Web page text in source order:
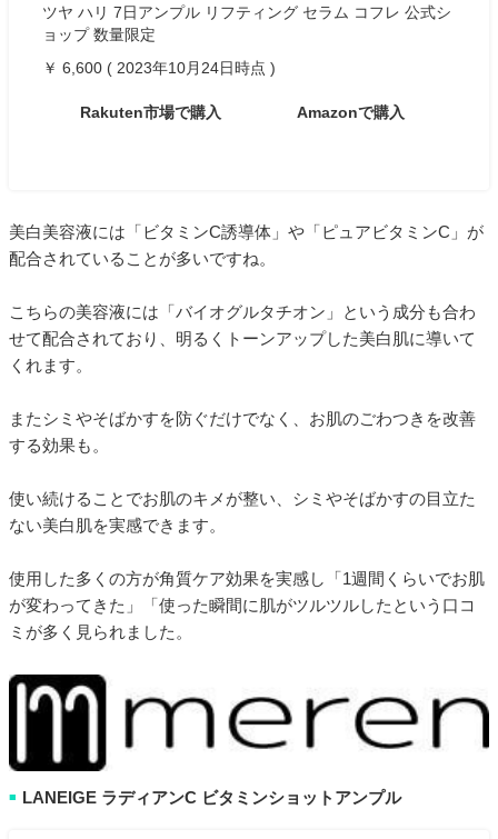
ツヤ ハリ 7日アンプル リフティング セラム コフレ 公式シ
ョップ 数量限定
￥ 6,600 ( 2023年10月24日時点 )
Rakuten市場で購入 Amazonで購入
美白美容液には「ビタミンC誘導体」や「ピュアビタミンC」が
配合されていることが多いですね。
こちらの美容液には「バイオグルタチオン」という成分も合わ
せて配合されており、明るくトーンアップした美白肌に導いて
くれます。
またシミやそばかすを防ぐだけでなく、お肌のごわつきを改善
する効果も。
使い続けることでお肌のキメが整い、シミやそばかすの目立た
ない美白肌を実感できます。
使用した多くの方が角質ケア効果を実感し「1週間くらいでお肌
が変わってきた」「使った瞬間に肌がツルツルしたという口コ
ミが多く見られました。
■ LANEIGE ラディアンC ビタミンショットアンプル